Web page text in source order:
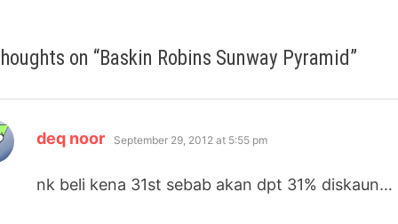
on “Baskin Robins Sunway Pyramid”
deq noor says:
September 29, 2012 at 5:55 pm
nk beli kena 31st sebab akan dpt 31% diskaun…